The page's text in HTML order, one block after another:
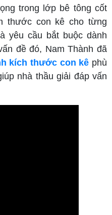
trong lớp bê tông cốt
thước con kê cho từng
yêu cầu bắt buộc dành
đề đó, Nam Thành đã
kích thước con kê phù
nhà thầu giải đáp vấn